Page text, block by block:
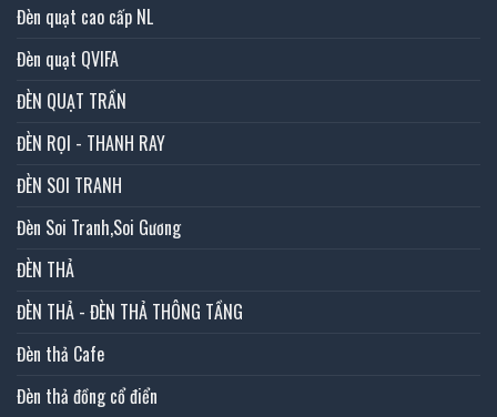
Đèn quạt cao cấp NL
Đèn quạt QVIFA
ĐÈN QUẠT TRẦN
ĐÈN RỌI - THANH RAY
ĐÈN SOI TRANH
Đèn Soi Tranh,Soi Gương
ĐÈN THẢ
ĐÈN THẢ - ĐÈN THẢ THÔNG TẦNG
Đèn thả Cafe
Đèn thả đồng cổ điển